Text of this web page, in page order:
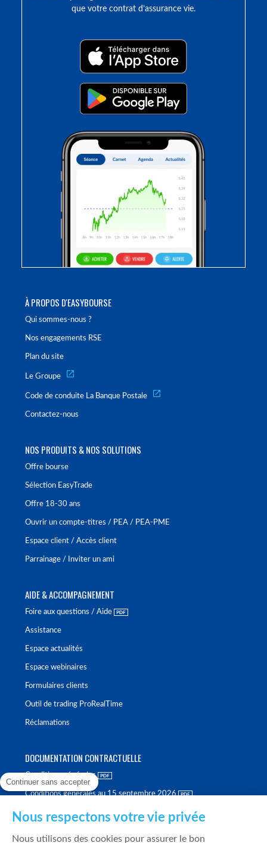
À PROPOS D'EASYBOURSE
Qui sommes-nous ?
Nos engagements RSE
Plan du site
Le Groupe
Code de conduite La Banque Postale
Contactez-nous
NOS PRODUITS & NOS SOLUTIONS
Offre bourse
Sélection EasyTrade
Offre 18-30 ans
Ouvrir un compte-titres / PEA / PEA-PME
Espace client / Accès client
Parrainage / Inviter un ami
AIDE & ACCOMPAGNEMENT
Foire aux questions / Aide
Assistance
Espace actualités
Espace webinaires
Formulaires clients
Outil de trading ProRealTime
Réclamations
DOCUMENTATION CONTRACTUELLE
Conditions générales
Conditions générales au 15 septembre 2026
que votre contrat d’assurance vie.
Continuer sans accepter
Nous respectons votre vie privée
Nous utilisons des cookies pour assurer le bon